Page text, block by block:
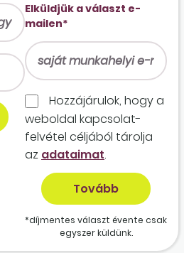
Elküldjük a választ e-
mailen*
Hozzájárulok, hogy a
weboldal kapcso­lat­
felvétel céljából tárolja
az adataimat.
*díjmentes választ évente csak
egyszer küldünk.